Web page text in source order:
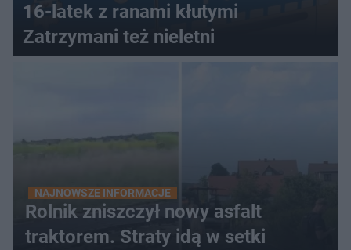
16-latek z ranami kłutymi
Zatrzymani też nieletni
NAJNOWSZE INFORMACJE
Rolnik zniszczył nowy asfalt
traktorem. Straty idą w setki